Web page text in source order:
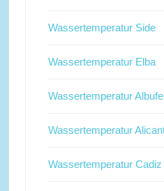
Wassertemperatur Side
Wassertemperatur Elba
Wassertemperatur
Wassertemperatur
Wassertemperatur Cadiz